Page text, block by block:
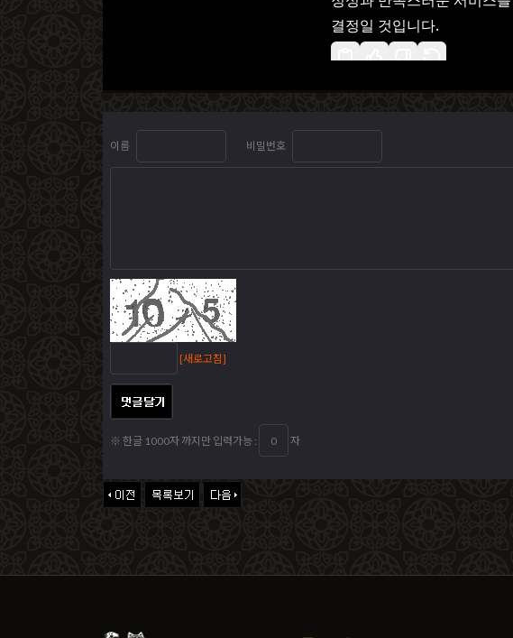
결정일 것입니다.
이름 비밀번호
[새로고침]
※ 한글 1000자 까지만 입력가능 : 자